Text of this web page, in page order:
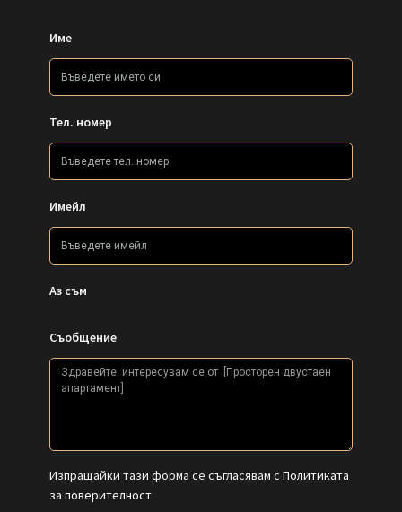
Име
Тел. номер
Имейл
Аз съм
Съобщение
Изпращайки тази форма се съгласявам с Политиката
за поверителност